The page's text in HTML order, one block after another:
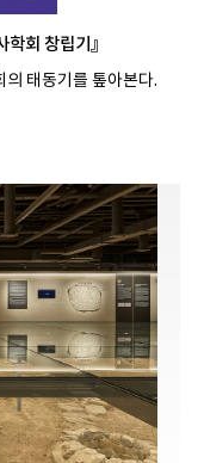
회 창립기』
태동기를 톺아본다.